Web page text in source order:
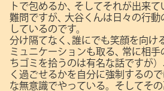
トで包めるか､
そしてそれが出来て
難問ですが､
大谷くんは日々の行
しているのです。
分け隔てなく､誰にでも笑顔を向け
ミュニケーションも取る､
常に相手
ちゴミを拾うのは有名な話ですが）､
く過ごせるかを自分に強制するので
な無意識でやっている。そしてその